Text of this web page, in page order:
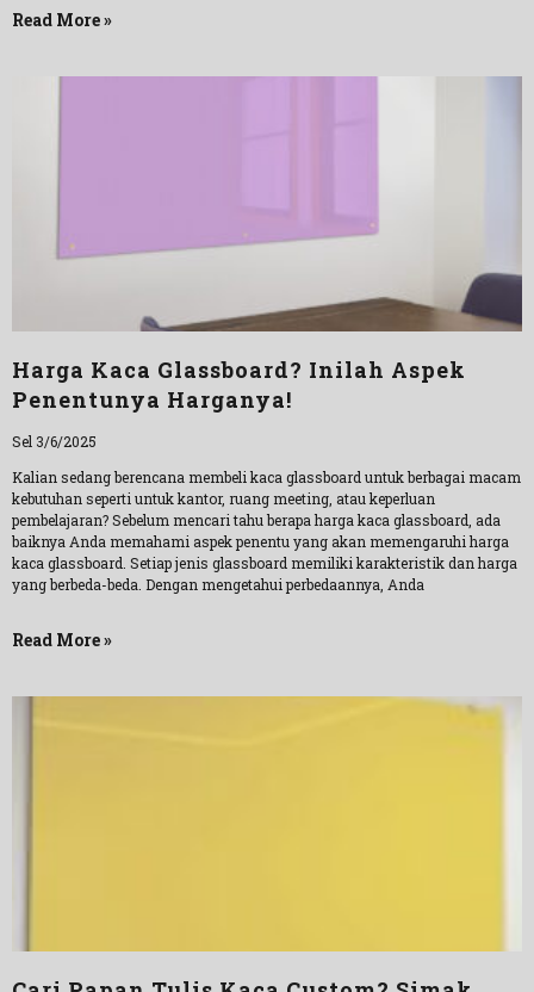
Read More »
Harga Kaca Glassboard? Inilah Aspek
Penentunya Harganya!
Sel 3/6/2025
Kalian sedang berencana membeli kaca glassboard untuk berbagai macam
kebutuhan seperti untuk kantor, ruang meeting, atau keperluan
pembelajaran? Sebelum mencari tahu berapa harga kaca glassboard, ada
baiknya Anda memahami aspek penentu yang akan memengaruhi harga
kaca glassboard. Setiap jenis glassboard memiliki karakteristik dan harga
yang berbeda-beda. Dengan mengetahui perbedaannya, Anda
Read More »